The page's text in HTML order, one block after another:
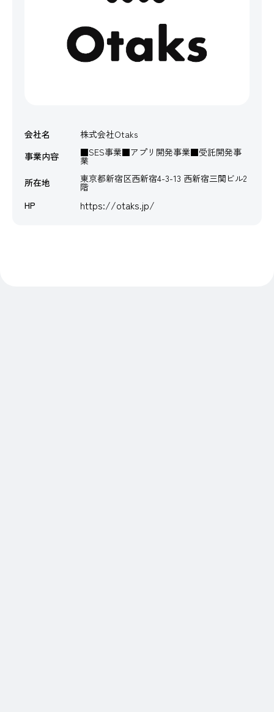
会社名
株式会社Otaks
事業内容
■SES事業■アプリ開発事業■受託開発事
業
所在地
東京都新宿区西新宿4-3-13 西新宿三関ビル2
階
HP
https://otaks.jp/